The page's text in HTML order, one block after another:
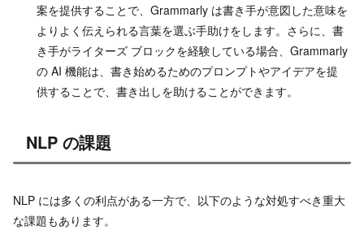
案を提供することで、Grammarly は書き手が意図した意味を
よりよく伝えられる言葉を選ぶ手助けをします。さらに、書
き手がライターズ ブロックを経験している場合、Grammarly
の AI 機能は、書き始めるためのプロンプトやアイデアを提
供することで、書き出しを助けることができます。
NLP の課題
NLP には多くの利点がある一方で、以下のような対処すべき重大
な課題もあります。